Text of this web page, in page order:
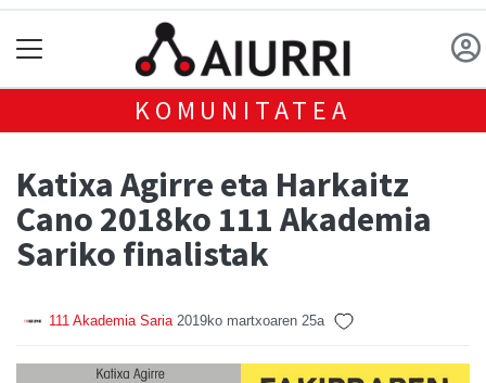
KOMUNITATEA
Katixa Agirre eta Harkaitz
Cano 2018ko 111 Akademia
Sariko finalistak
111 Akademia Saria 2019ko martxoaren 25a